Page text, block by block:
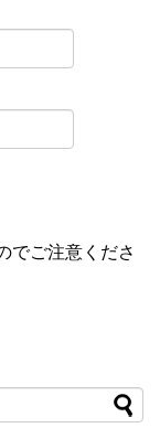
でご注意くださ